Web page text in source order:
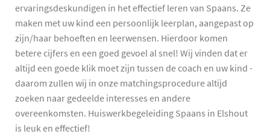
ervaringsdeskundigen in het effectief leren van Spaans. Ze
maken met uw kind een persoonlijk leerplan, aangepast op
zijn/haar behoeften en leerwensen. Hierdoor komen
betere cijfers en een goed gevoel al snel! Wij vinden dat er
altijd een goede klik moet zijn tussen de coach en uw kind -
daarom zullen wij in onze matchingsprocedure altijd
zoeken naar gedeelde interesses en andere
overeenkomsten. Huiswerkbegeleiding Spaans in Elshout
is leuk en effectief!